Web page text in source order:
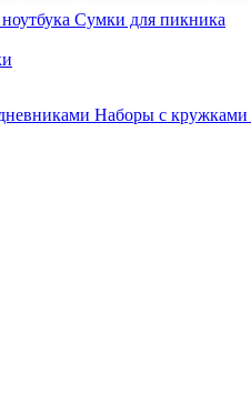
Сумки для пикника
Наборы с кружками